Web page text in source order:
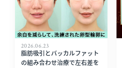
2026.06.23
脂肪吸引とバッカルファット
の組み合わせ治療で左右差を